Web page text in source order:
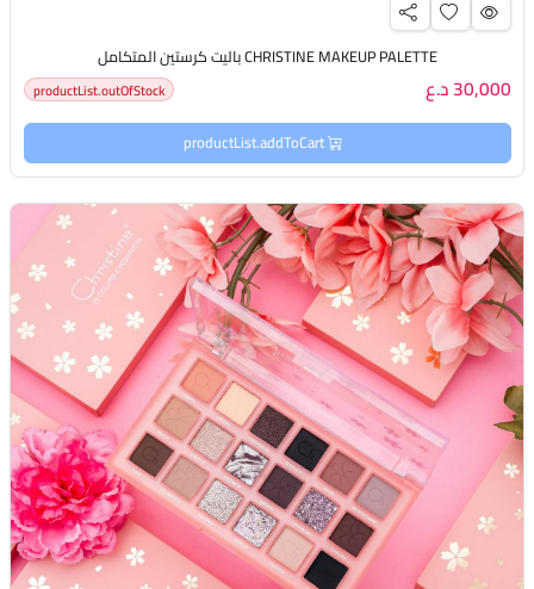
CHRISTINE MAKEUP PALETTE باليت كرستين المتكامل
30,000 د.ع productList.outOfStock
productList.addToCart